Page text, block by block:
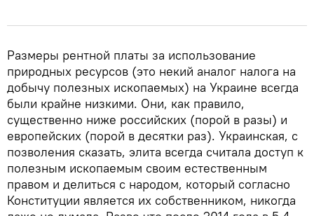
Размеры рентной платы за использование
природных ресурсов (это некий аналог налога на
добычу полезных ископаемых) на Украине всегда
были крайне низкими. Они, как правило,
существенно ниже российских (порой в разы) и
европейских (порой в десятки раз). Украинская, с
позволения сказать, элита всегда считала доступ к
полезным ископаемым своим естественным
правом и делиться с народом, который согласно
Конституции является их собственником, никогда